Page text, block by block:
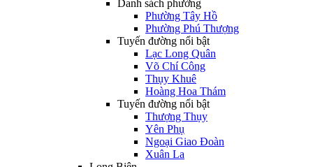
Danh sách phường
Phường Tây Hồ
Phường Phú Thượng
Tuyến đường nổi bật
Lạc Long Quân
Võ Chí Công
Thụy Khuê
Hoàng Hoa Thám
Tuyến đường nổi bật
Thượng Thụy
Yên Phụ
Ngoại Giao Đoàn
Xuân La